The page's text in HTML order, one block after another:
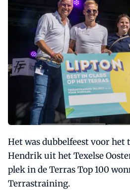
Het was dubbelfeest voor het
Hendrik uit het Texelse
plek in de Terras Top 100
Terrastraining.